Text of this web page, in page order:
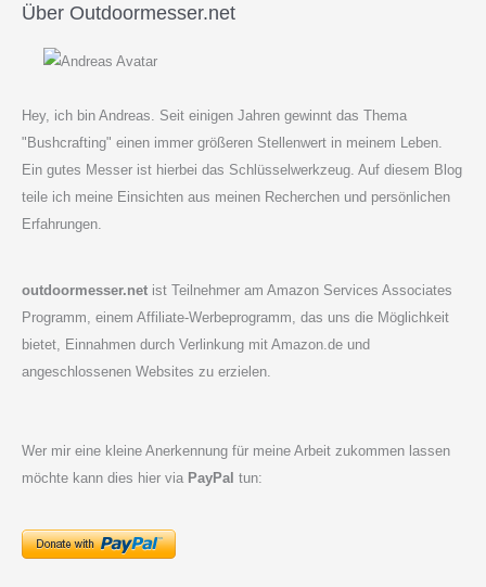
Über Outdoormesser.net
Hey, ich bin Andreas. Seit einigen Jahren gewinnt das Thema
"Bushcrafting" einen immer größeren Stellenwert in meinem Leben.
Ein gutes Messer ist hierbei das Schlüsselwerkzeug. Auf diesem Blog
teile ich meine Einsichten aus meinen Recherchen und persönlichen
Erfahrungen.
outdoormesser.netist Teilnehmer am Amazon Services Associates
Programm, einem Affiliate-Werbeprogramm, das uns die Möglichkeit
bietet, Einnahmen durch Verlinkung mit Amazon.de und
angeschlossenen Websites zu erzielen.
Wer mir eine kleine Anerkennung für meine Arbeit zukommen lassen
möchte kann dies hier via PayPal tun: